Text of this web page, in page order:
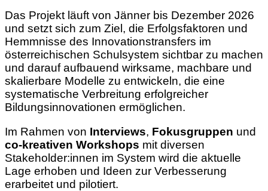
Das Projekt läuft von Jänner bis Dezember 2026
und setzt sich zum Ziel, die Erfolgsfaktoren und
Hemmnisse des Innovationstransfers im
österreichischen Schulsystem sichtbar zu machen
und darauf aufbauend wirksame, machbare und
skalierbare Modelle zu entwickeln, die eine
systematische Verbreitung erfolgreicher
Bildungsinnovationen ermöglichen.
Im Rahmen von Interviews, Fokusgruppen und
co-kreativen Workshops mit diversen
Stakeholder:innen im System wird die aktuelle
Lage erhoben und Ideen zur Verbesserung
erarbeitet und pilotiert.